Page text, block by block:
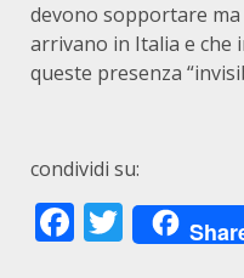
devono sopportare ma
arrivano in Italia e che
queste presenza
condividi su:
Facebook